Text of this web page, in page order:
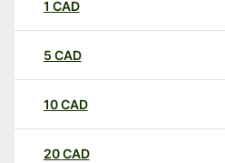
1 CAD
5 CAD
10CAD
20CAD